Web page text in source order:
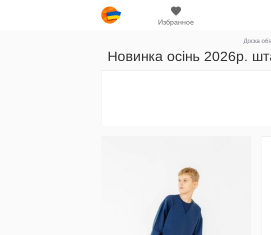
Избранное
Доска
Новинка осінь 2026р.